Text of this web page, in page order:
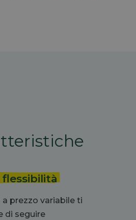
a prezzo variabile ti
di seguire